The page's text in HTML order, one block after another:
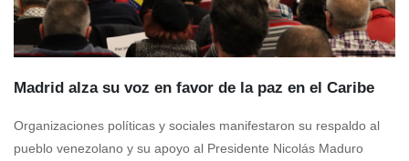
Madrid alza su voz en favor de la paz en el Caribe
Organizaciones políticas y sociales manifestaron su respaldo al
pueblo venezolano y su apoyo al Presidente Nicolás Maduro